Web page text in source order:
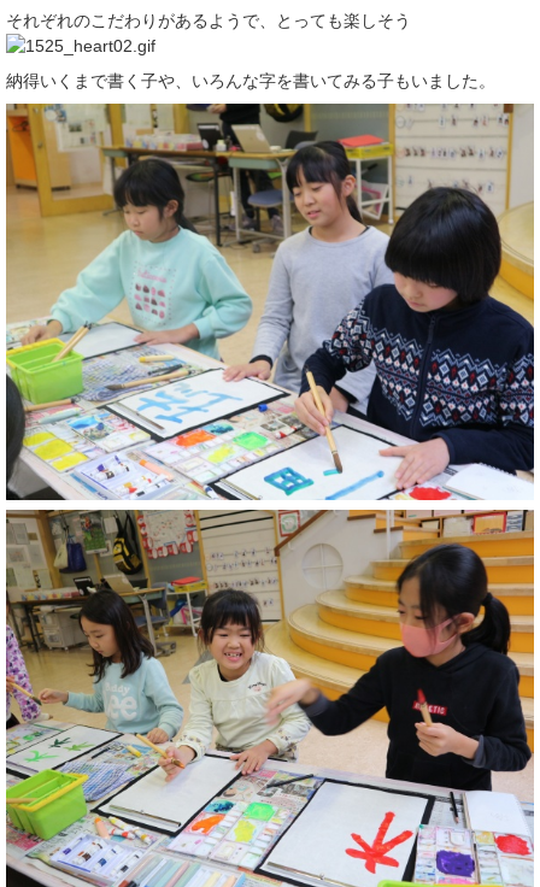
それぞれのこだわりがあるようで、とっても楽しそう
納得いくまで書く子や、いろんな字を書いてみる子もいました。